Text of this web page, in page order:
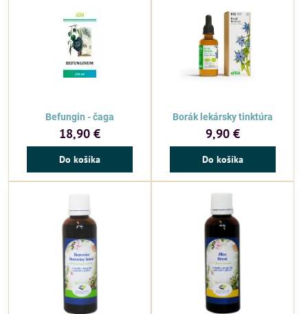
Befungin - čaga
18,90 €
Do košíka
Borák lekársky tinktúra
9,90 €
Do košíka